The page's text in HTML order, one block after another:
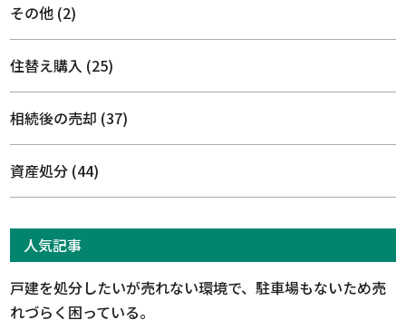
その他 (2)
住替え購入 (25)
相続後の売却 (37)
資産処分 (44)
人気記事
戸建を処分したいが売れない環境で、駐車場もないため売
れづらく困っている。